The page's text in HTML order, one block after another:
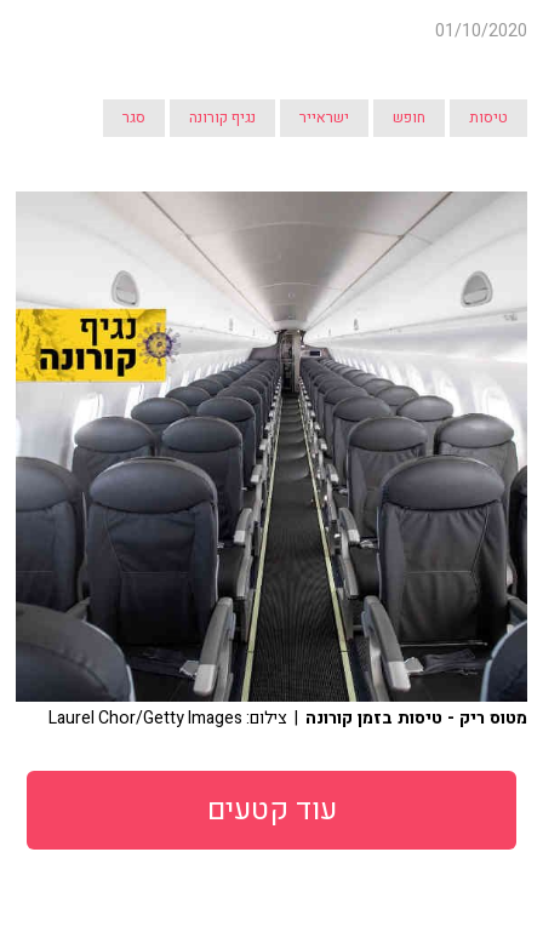
01/10/2020
טיסות חופש ישראייר נגיף קורונה סגר
מטוס ריק - טיסות בזמן קורונה | צילום: Laurel Chor/Getty Images
עוד קטעים